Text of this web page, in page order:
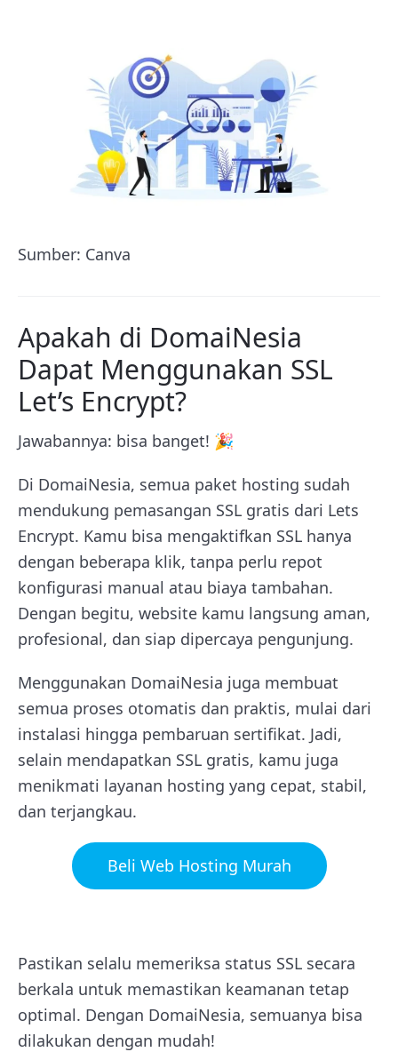
Sumber: Canva
Apakah di DomaiNesia
Dapat Menggunakan SSL
Let’s Encrypt?
Jawabannya: bisa banget! 🎉
Di DomaiNesia, semua paket hosting sudah
mendukung pemasangan SSL gratis dari Lets
Encrypt. Kamu bisa mengaktifkan SSL hanya
dengan beberapa klik, tanpa perlu repot
konfigurasi manual atau biaya tambahan.
Dengan begitu, website kamu langsung aman,
profesional, dan siap dipercaya pengunjung.
Menggunakan DomaiNesia juga membuat
semua proses otomatis dan praktis, mulai dari
instalasi hingga pembaruan sertifikat. Jadi,
selain mendapatkan SSL gratis, kamu juga
menikmati layanan hosting yang cepat, stabil,
dan terjangkau.
Beli Web Hosting Murah
Pastikan selalu memeriksa status SSL secara
berkala untuk memastikan keamanan tetap
optimal. Dengan DomaiNesia, semuanya bisa
dilakukan dengan mudah!